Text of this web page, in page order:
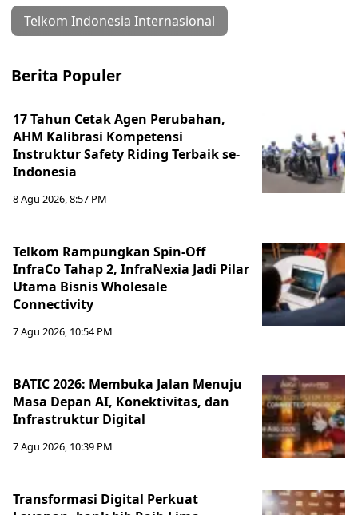
Telkom Indonesia Internasional
Berita Populer
17 Tahun Cetak Agen Perubahan,
AHM Kalibrasi Kompetensi
Instruktur Safety Riding Terbaik se-
Indonesia
8 Agu 2026, 8:57 PM
Telkom Rampungkan Spin-Off
InfraCo Tahap 2, InfraNexia Jadi Pilar
Utama Bisnis Wholesale
Connectivity
7 Agu 2026, 10:54 PM
BATIC 2026: Membuka Jalan Menuju
Masa Depan AI, Konektivitas, dan
Infrastruktur Digital
7 Agu 2026, 10:39 PM
Transformasi Digital Perkuat